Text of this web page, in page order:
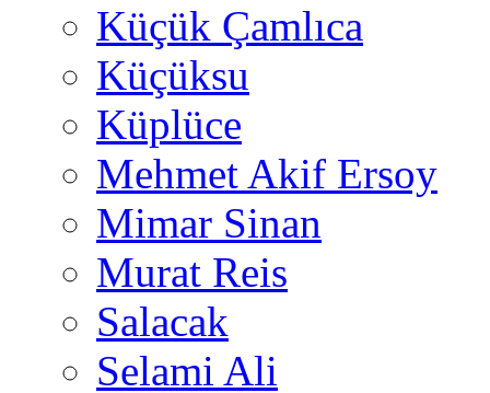
Küçük Çamlıca
Küçüksu
Küplüce
Mehmet Akif Ersoy
Mimar Sinan
Murat Reis
Salacak
Selami Ali